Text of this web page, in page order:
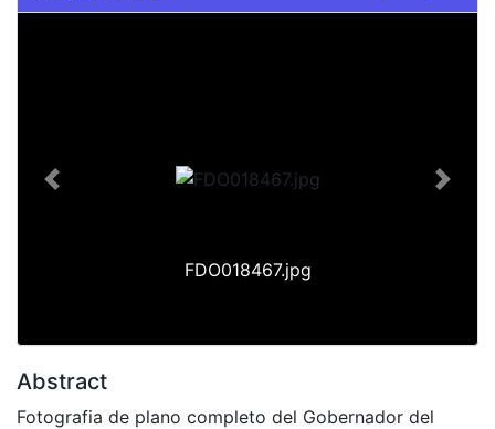
FDO018467.jpg
Previous Next
Abstract
Fotografia de plano completo del Gobernador del